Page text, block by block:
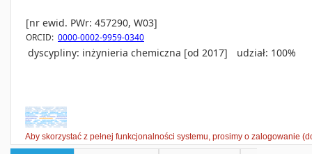
[nr ewid. PWr: 457290, W03]
ORCID: 0000-0002-9959-0340
dyscypliny: inżynieria chemiczna [od 2017] udział: 100%
Aby skorzystać z pełnej funkcjonalności systemu, prosimy o zalogowanie